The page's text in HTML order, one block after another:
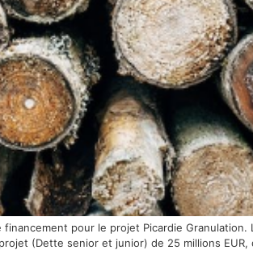
financement pour le projet Picardie
(Dette senior et junior) de 25 millions